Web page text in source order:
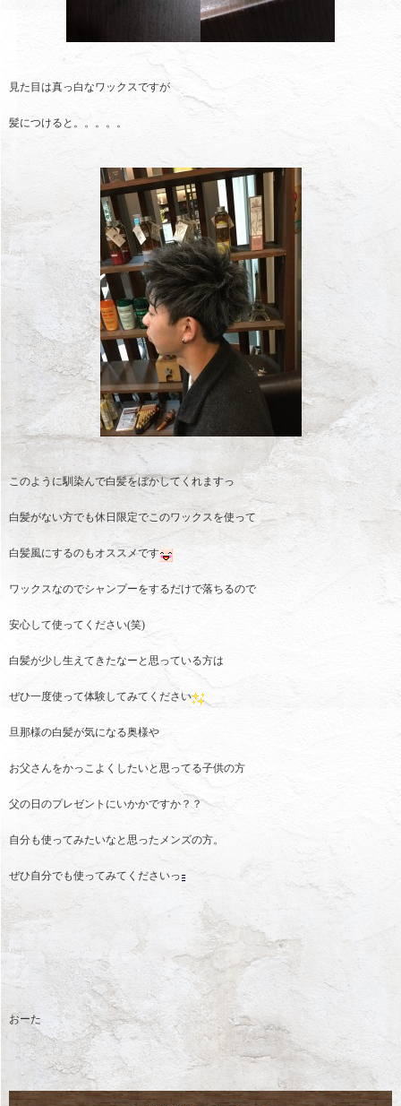
見た目は真っ白なワックスですが
髪につけると。。。。。
このように馴染んで白髪をぼかしてくれますっ
白髪がない方でも休日限定でこのワックスを使って
白髪風にするのもオススメです
ワックスなのでシャンプーをするだけで落ちるので
安心して使ってください(笑)
白髪が少し生えてきたなーと思っている方は
ぜひ一度使って体験してみてください
旦那様の白髪が気になる奥様や
お父さんをかっこよくしたいと思ってる子供の方
父の日のプレゼントにいかかですか？？
自分も使ってみたいなと思ったメンズの方。
ぜひ自分でも使ってみてくださいっ
おーた